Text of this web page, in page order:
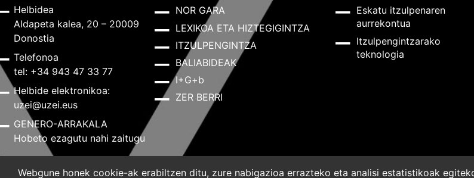
Helbidea
Aldapeta kalea, 20 – 20009
Donostia
Telefonoa
tel: +34 943 47 33 77
Helbide elektronikoa:
uzei@uzei.eus
GENERO-ARRAKALA
Hobeto ezagutu nahi zaitugu
NOR GARA
LEXIKOA ETA HIZTEGIGINTZA
ITZULPENGINTZA
BALIABIDEAK
I+G+b
ZER BERRI
Eskatu itzulpenaren
aurrekontua
Itzulpengintzarako
teknologia
Webgune honek cookie-ak erabiltzen ditu, zure nabigazioa errazteko eta analisi estatistikoak